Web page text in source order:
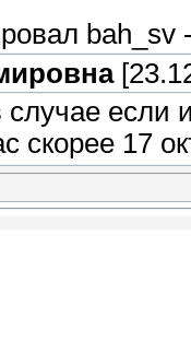
bah_sv
если
скорее 17